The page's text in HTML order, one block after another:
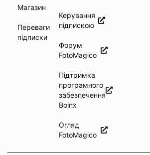
Магазин
Переваги
підписки
Керування
підпискою
Форум
FotoMagico
Підтримка
програмного
забезпечення
Boinx
Огляд
FotoMagico